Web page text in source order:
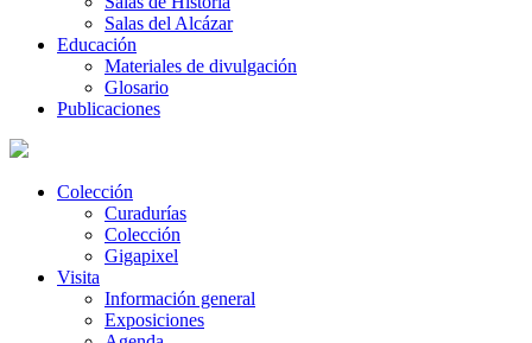
Salas del Alcázar
Educación
Materiales de divulgación
Glosario
Publicaciones
Colección
Curadurías
Colección
Gigapixel
Visita
Información general
Exposiciones